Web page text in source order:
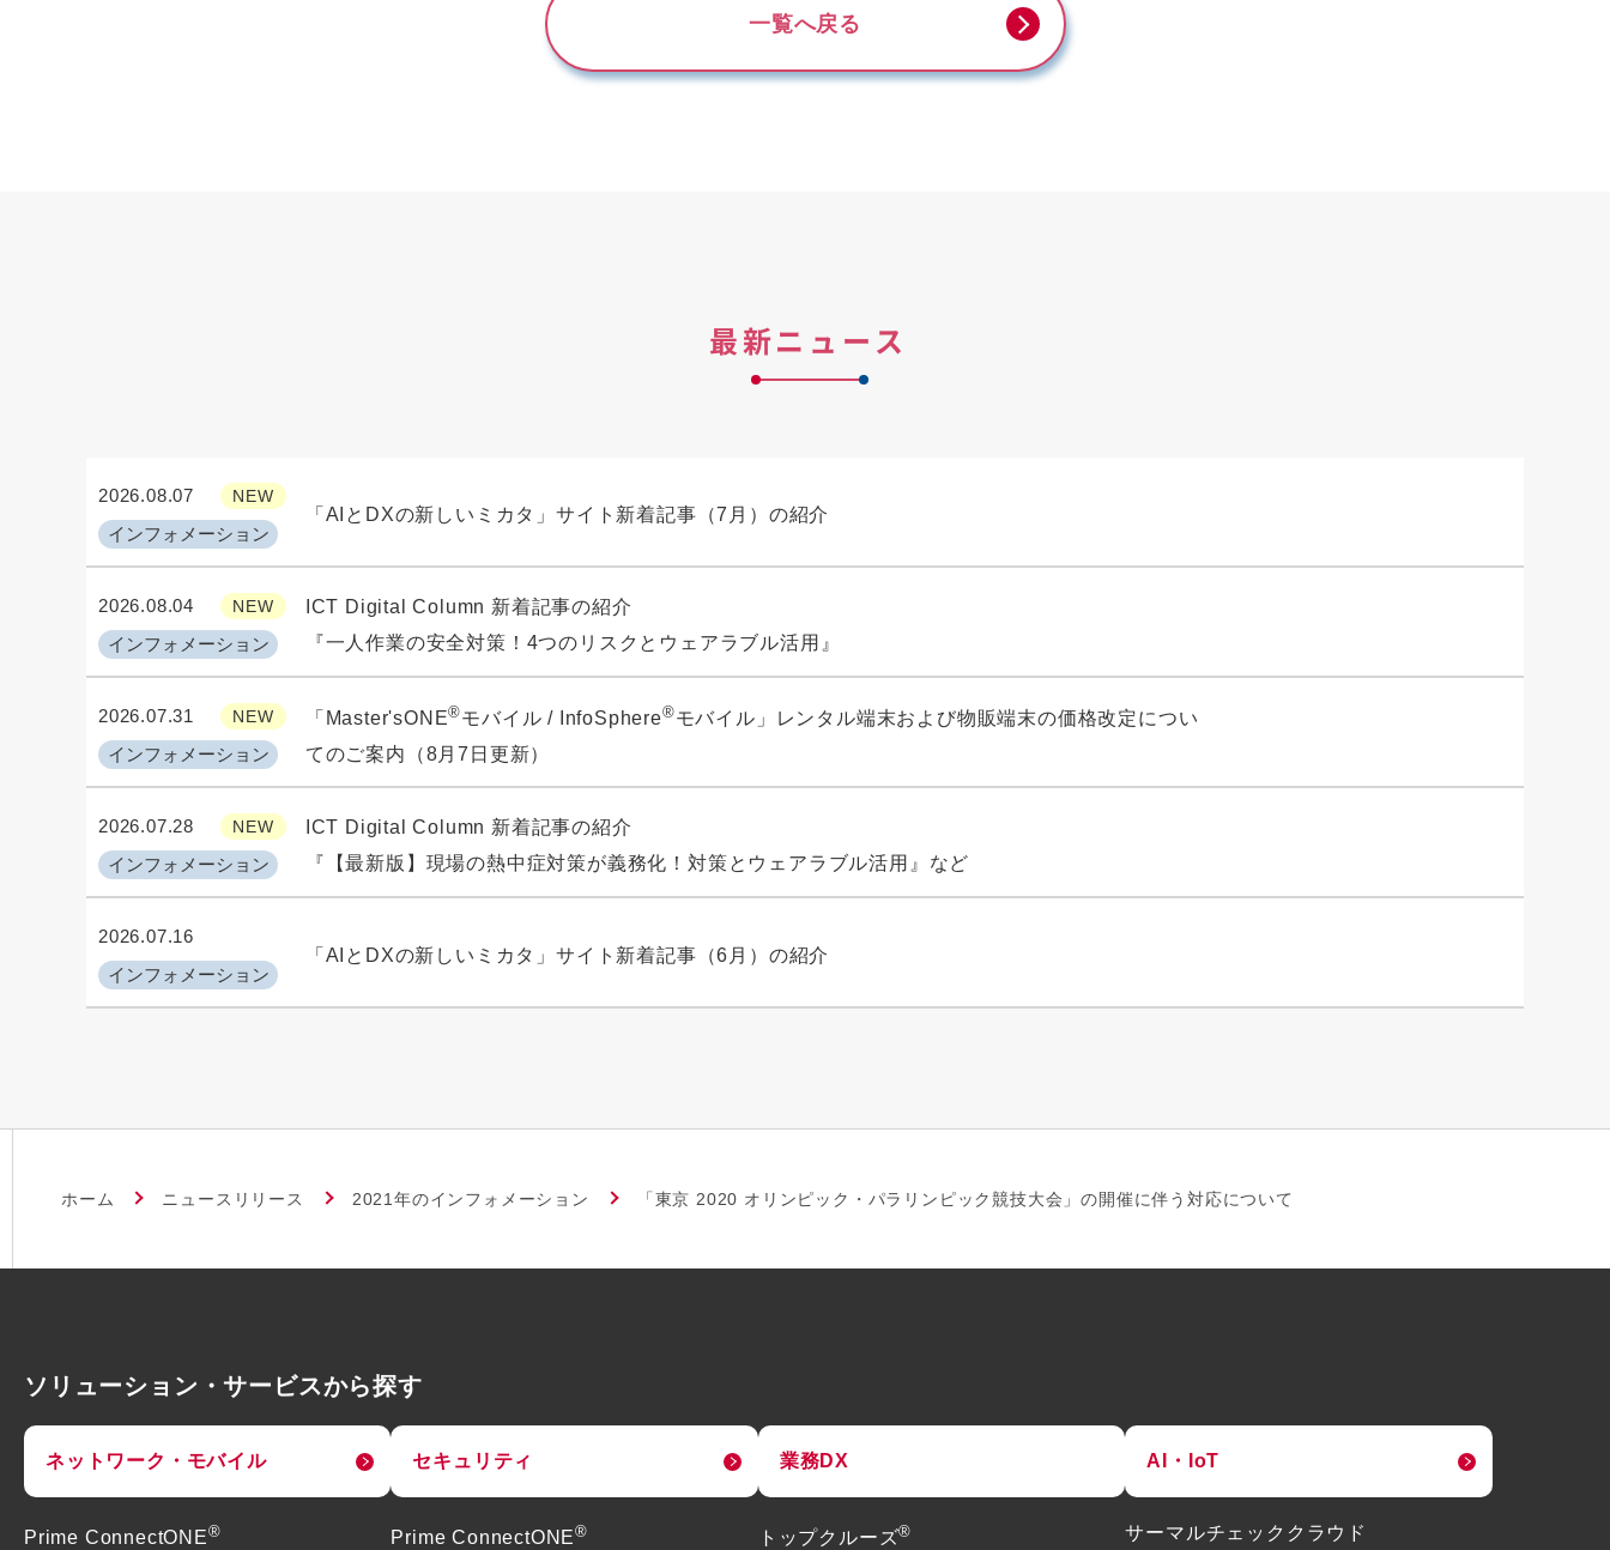
一覧へ戻る
最新ニュース
2026.08.07 NEW
インフォメーション
「AIとDXの新しいミカタ」サイト新着記事（7月）の紹介
2026.08.04 NEW
インフォメーション
ICT Digital Column 新着記事の紹介
『一人作業の安全対策！4つのリスクとウェアラブル活用』
2026.07.31 NEW
インフォメーション
「Master'sONE®モバイル / InfoSphere®モバイル」レンタル端末および物販端末の価格改定につい
てのご案内（8月7日更新）
2026.07.28 NEW
インフォメーション
ICT Digital Column 新着記事の紹介
『【最新版】現場の熱中症対策が義務化！対策とウェアラブル活用』など
2026.07.16
インフォメーション
「AIとDXの新しいミカタ」サイト新着記事（6月）の紹介
ホーム ニュースリリース 2021年のインフォメーション 「東京 2020 オリンピック・パラリンピック競技大会」の開催に伴う対応について​
ソリューション・サービスから探す
ネットワーク・モバイル
Prime ConnectONE®
セキュリティ
Prime ConnectONE®
業務DX
トップクルーズ®
AI・IoT
サーマルチェッククラウド